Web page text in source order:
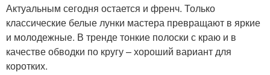
Актуальным сегодня остается и френч. Только
классические белые лунки мастера превращают в яркие
и молодежные. В тренде тонкие полоски с краю и в
качестве обводки по кругу – хороший вариант для
коротких.